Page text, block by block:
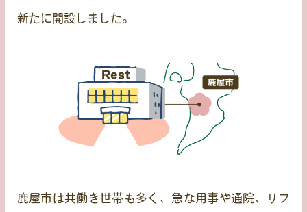
新たに開設しました。
鹿屋市は共働き世帯も多く、急な用事や通院、リフ